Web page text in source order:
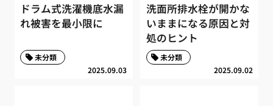
ドラム式洗濯機底水漏
れ被害を最小限に
2025.09.03
未分類
洗面所排水栓が開かな
いままになる原因と対
処のヒント
2025.09.02
未分類